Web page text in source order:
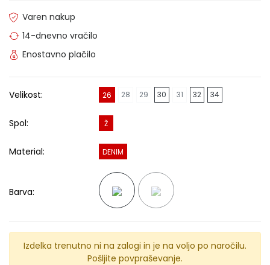
Varen nakup
14-dnevno vračilo
Enostavno plačilo
Velikost: 26 28 29 30 31 32 34
Spol: Ž
Material: DENIM
Barva:
Izdelka trenutno ni na zalogi in je na voljo po naročilu.
Pošljite povpraševanje.